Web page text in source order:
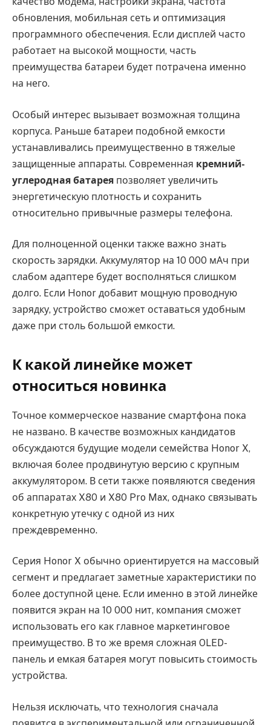
обновления, мобильная сеть и оптимизация
программного обеспечения. Если дисплей часто
работает на высокой мощности, часть
преимущества батареи будет потрачена именно
на него.
Особый интерес вызывает возможная толщина
корпуса. Раньше батареи подобной емкости
устанавливались преимущественно в тяжелые
защищенные аппараты. Современная кремний-
углеродная батарея позволяет увеличить
энергетическую плотность и сохранить
относительно привычные размеры телефона.
Для полноценной оценки также важно знать
скорость зарядки. Аккумулятор на 10 000 мАч при
слабом адаптере будет восполняться слишком
долго. Если Honor добавит мощную проводную
зарядку, устройство сможет оставаться удобным
даже при столь большой емкости.
К какой линейке может
относиться новинка
Точное коммерческое название смартфона пока
не названо. В качестве возможных кандидатов
обсуждаются будущие модели семейства Honor X,
включая более продвинутую версию с крупным
аккумулятором. В сети также появляются сведения
об аппаратах X80 и X80 Pro Max, однако связывать
конкретную утечку с одной из них
преждевременно.
Серия Honor X обычно ориентируется на массовый
сегмент и предлагает заметные характеристики по
более доступной цене. Если именно в этой линейке
появится экран на 10 000 нит, компания сможет
использовать его как главное маркетинговое
преимущество. В то же время сложная OLED-
панель и емкая батарея могут повысить стоимость
устройства.
Нельзя исключать, что технология сначала